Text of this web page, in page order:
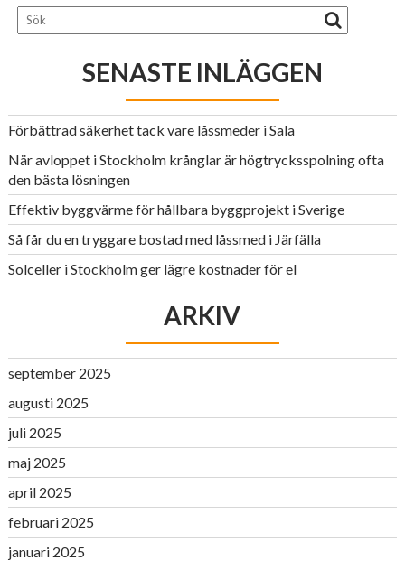
SENASTE INLÄGGEN
Förbättrad säkerhet tack vare låssmeder i Sala
När avloppet i Stockholm krånglar är högtrycksspolning ofta
den bästa lösningen
Effektiv byggvärme för hållbara byggprojekt i Sverige
Så får du en tryggare bostad med låssmed i Järfälla
Solceller i Stockholm ger lägre kostnader för el
ARKIV
september 2025
augusti 2025
juli 2025
maj 2025
april 2025
februari 2025
januari 2025